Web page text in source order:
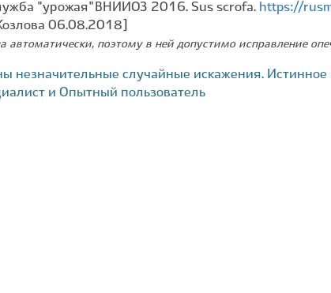
"урожая" ВНИИОЗ 2016. Sus scrofa. https://
06.08.2018]
автоматически, поэтому в ней допустимо исправление
незначительные случайные искажения.
и Опытный пользователь